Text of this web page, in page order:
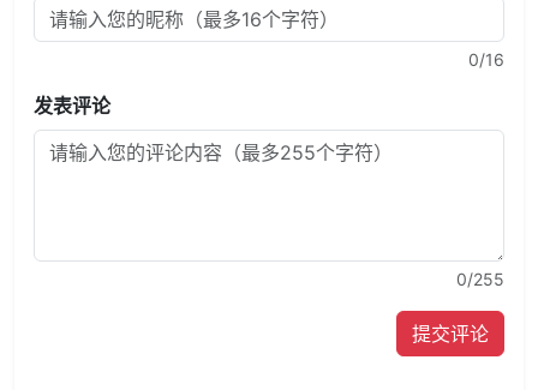
0/16
发表评论
0/255
提交评论